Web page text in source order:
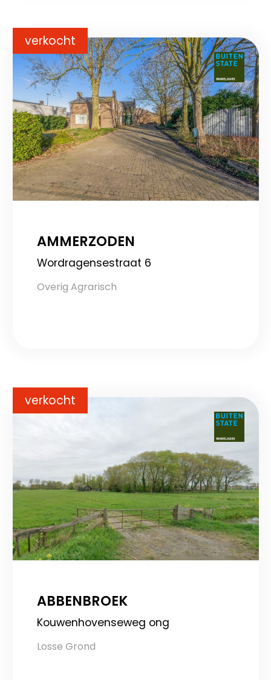
verkocht
AMMERZODEN
Wordragensestraat 6
Overig Agrarisch
verkocht
ABBENBROEK
Kouwenhovenseweg ong
Losse Grond